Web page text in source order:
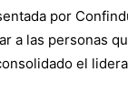
por
a las personas
el